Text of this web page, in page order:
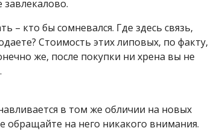
– кто бы сомневался. Где здесь связь,
Стоимость этих липовых, по факту,
же, после покупки ни хрена вы не
в том же обличии на новых
обращайте на него никакого внимания.